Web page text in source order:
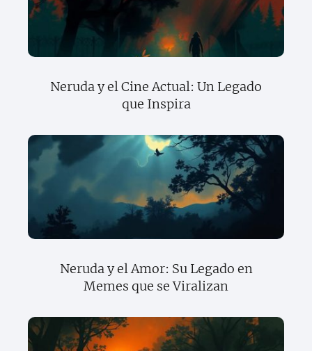
Neruda y el Cine Actual: Un Legado
que Inspira
Neruda y el Amor: Su Legado en
Memes que se Viralizan